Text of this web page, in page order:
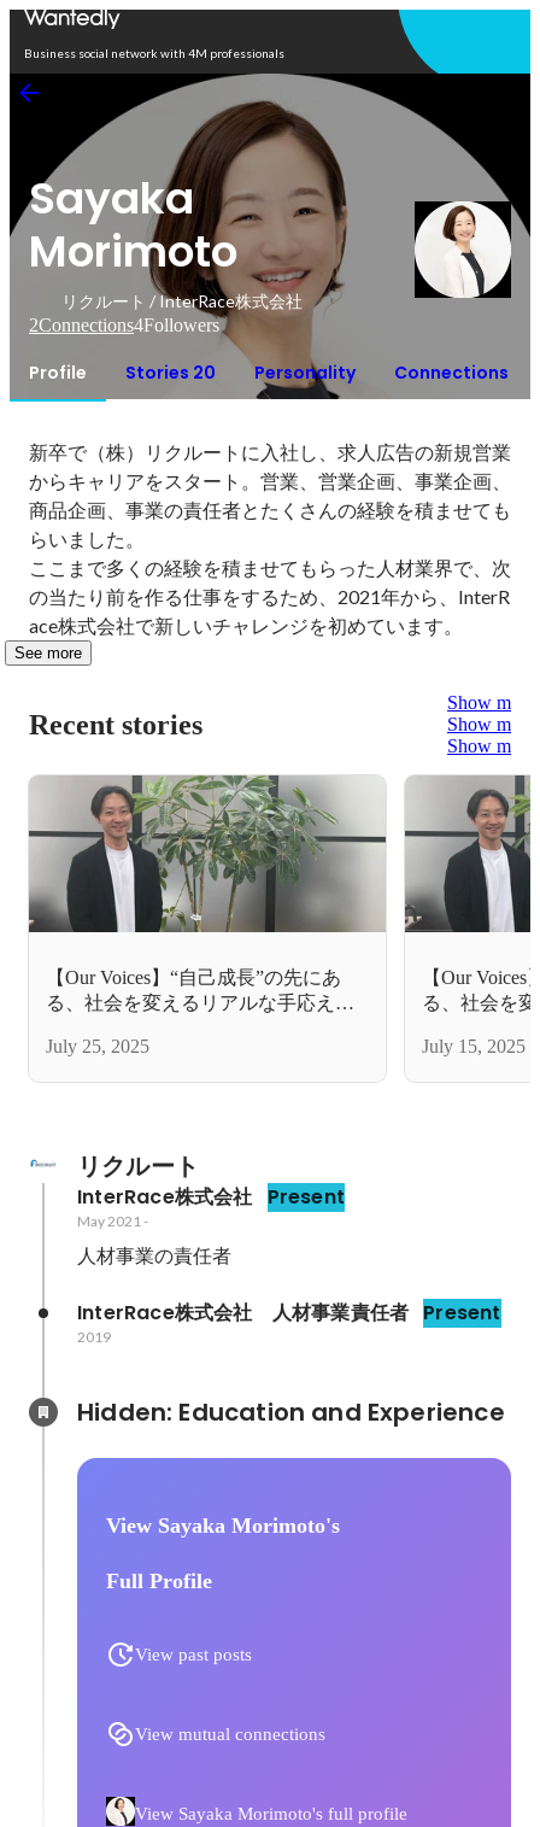
Business social network with 4M professionals
Sayaka
Morimoto
リクルート / InterRace株式会社
2Connections4Followers
Profile Stories 20 Personality Connections
新卒で（株）リクルートに入社し、求人広告の新規営業
からキャリアをスタート。営業、営業企画、事業企画、
商品企画、事業の責任者とたくさんの経験を積ませても
らいました。
ここまで多くの経験を積ませてもらった人材業界で、次
の当たり前を作る仕事をするため、2021年から、InterR
ace株式会社で新しいチャレンジを初めています。
See more
Recent stories
Show more
Show more
Show more
【Our Voices】“自己成長”の先にあ
る、社会を変えるリアルな手応え
July 25, 2025
【Our
る、社会を
July 15, 2025
リクルート
InterRace株式会社 Present
May 2021 -
InterRace株式会社　人材事業責任者 Present
2019
View Sayaka Morimoto's
Full Profile
View past posts
View mutual connections
View Sayaka Morimoto's full profile